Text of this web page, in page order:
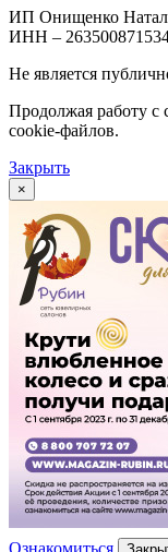
ИП Онищенко
ИНН –
Не является
Продолжая работу с
cookie-файлов.
Закрыть
×